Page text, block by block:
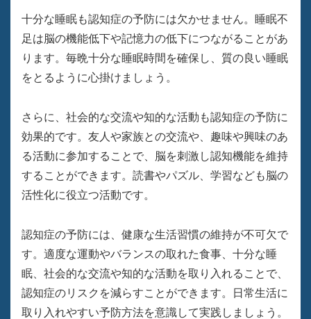
十分な睡眠も認知症の予防には欠かせません。睡眠不
足は脳の機能低下や記憶力の低下につながることがあ
ります。毎晩十分な睡眠時間を確保し、質の良い睡眠
をとるように心掛けましょう。
さらに、社会的な交流や知的な活動も認知症の予防に
効果的です。友人や家族との交流や、趣味や興味のあ
る活動に参加することで、脳を刺激し認知機能を維持
することができます。読書やパズル、学習なども脳の
活性化に役立つ活動です。
認知症の予防には、健康な生活習慣の維持が不可欠で
す。適度な運動やバランスの取れた食事、十分な睡
眠、社会的な交流や知的な活動を取り入れることで、
認知症のリスクを減らすことができます。日常生活に
取り入れやすい予防方法を意識して実践しましょう。